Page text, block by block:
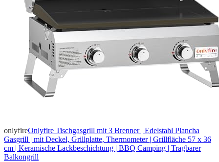
onlyfireOnlyfire Tischgasgrill mit 3 Brenner | Edelstahl Plancha
Gasgrill | mit Deckel, Grillplatte, Thermometer | Grillfläche 57 x 36
cm | Keramische Lackbeschichtung | BBQ Camping | Tragbarer
Balkongrill